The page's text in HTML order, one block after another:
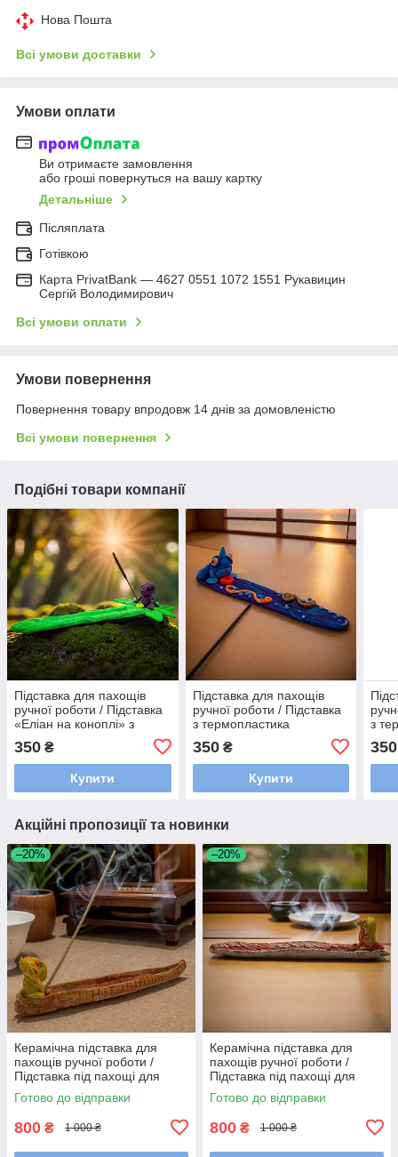
Нова Пошта
Всі умови доставки
Умови оплати
Ви отримаєте замовлення
або гроші повернуться на вашу картку
Детальніше
Післяплата
Готівкою
Карта PrivatBank — 4627 0551 1072 1551 Рукавицин
Сергій Володимирович
Всі умови оплати
Умови повернення
Повернення товару впродовж 14 днів за домовленістю
Всі умови повернення
Подібні товари компанії
Підставка для пахощів
ручної роботи / Підставка
«Еліан на коноплі» з
флуоресцентна
350 ₴
Купити
Підставка для пахощів
ручної роботи / Підставка
з термопластика
350₴
Купити
з
350
Акційні пропозиції та новинки
–20%
Керамічна підставка для
пахощів ручної роботи /
Підставка під пахощі для
аромапаличок
Готово до відправки
800 ₴ 1 000 ₴
–20%
Керамічна підставка для
пахощів ручної роботи /
Підставка під пахощі для
аромапаличок
Готово до відправки
800 ₴ 1 000 ₴